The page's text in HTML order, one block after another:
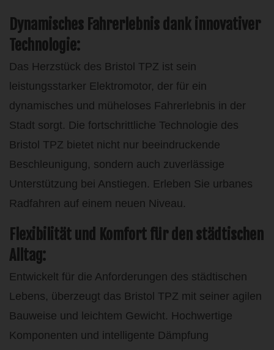
Dynamisches Fahrerlebnis dank innovativer
Technologie:
Das Herzstück des Bristol TPZ ist sein
leistungsstarker Elektromotor, der für ein
dynamisches und müheloses Fahrerlebnis in der
Stadt sorgt. Die fortschrittliche Technologie des
Bristol TPZ bietet nicht nur beeindruckende
Beschleunigung, sondern auch zuverlässige
Unterstützung bei Anstiegen. Erleben Sie urbanes
Radfahren auf einem neuen Niveau.
Flexibilität und Komfort für den städtischen
Alltag:
Entwickelt für die Anforderungen des städtischen
Lebens, überzeugt das Bristol TPZ mit seiner agilen
Bauweise und leichtem Gewicht. Hochwertige
Komponenten und intelligente Dämpfung